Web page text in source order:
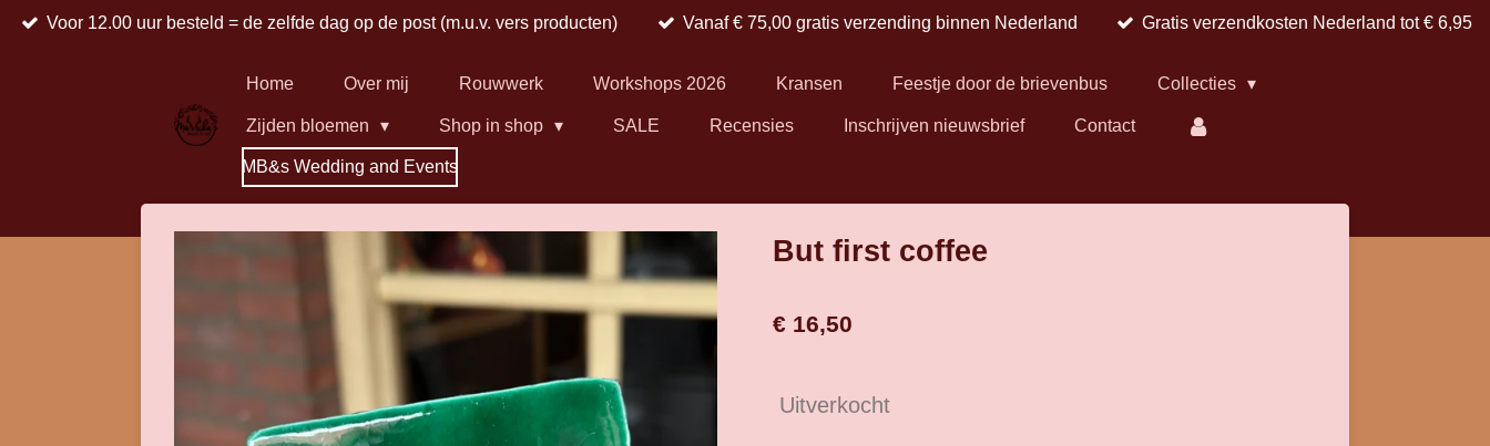
Ga
Voor 12.00 uur besteld = de zelfde dag op de post (m.u.v. vers producten) Vanaf € 75,00 gratis verzending binnen Nederland Gratis verzendkosten Nederland tot € 6,95
Home Over mij Rouwwerk Workshops 2026 Kransen Feestje door de brievenbus Collecties
Zijden bloemen Shop in shop SALE Recensies Inschrijven nieuwsbrief Contact
MB&s Wedding and Events
But first coffee
€ 16,50
Uitverkocht